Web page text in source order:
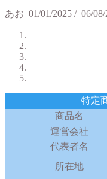
あお 01/01/2025 / 06/
特定
商品名
運営会社
代表者名
所在地